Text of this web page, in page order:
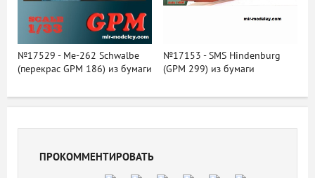
№17529 - Me-262 Schwalbe
(перекрас GPM 186) из бумаги
№17153 - SMS Hindenburg
(GPM 299) из бумаги
ПРОКОММЕНТИРОВАТЬ